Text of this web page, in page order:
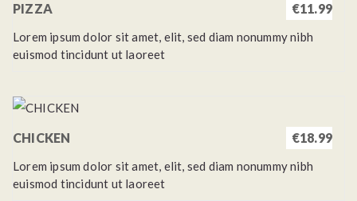
PIZZA €11.99
Lorem ipsum dolor sit amet, elit, sed diam nonummy nibh
euismod tincidunt ut laoreet
CHICKEN €18.99
Lorem ipsum dolor sit amet, elit, sed diam nonummy nibh
euismod tincidunt ut laoreet